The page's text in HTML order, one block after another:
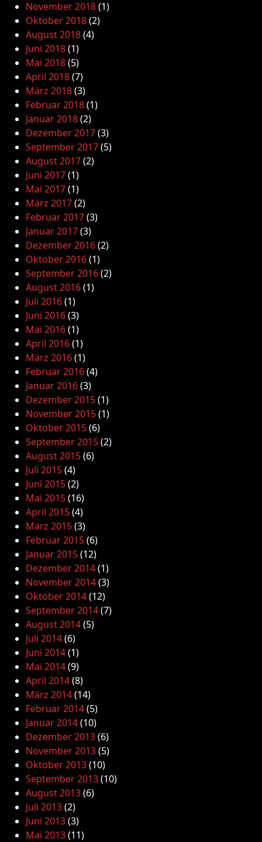
November 2018(1)
Oktober 2018(2)
August 2018(4)
Juni 2018(1)
Mai 2018(5)
April 2018(7)
März 2018(3)
Februar 2018(1)
Januar 2018(2)
Dezember 2017(3)
September 2017(5)
August 2017(2)
Juni 2017(1)
Mai 2017(1)
März 2017(2)
Februar 2017(3)
Januar 2017(3)
Dezember 2016(2)
Oktober 2016(1)
September 2016(2)
August 2016(1)
Juli 2016(1)
Juni 2016(3)
Mai 2016(1)
April 2016(1)
März 2016(1)
Februar 2016(4)
Januar 2016(3)
Dezember 2015(1)
November 2015(1)
Oktober 2015(6)
September 2015(2)
August 2015(6)
Juli 2015(4)
Juni 2015(2)
Mai 2015(16)
April 2015(4)
März 2015(3)
Februar 2015(6)
Januar 2015(12)
Dezember 2014(1)
November 2014(3)
Oktober 2014(12)
September 2014(7)
August 2014(5)
Juli 2014(6)
Juni 2014(1)
Mai 2014(9)
April 2014(8)
März 2014(14)
Februar 2014(5)
Januar 2014(10)
Dezember 2013(6)
November 2013(5)
Oktober 2013(10)
September 2013(10)
August 2013(6)
Juli 2013(2)
Juni 2013(3)
Mai 2013(11)